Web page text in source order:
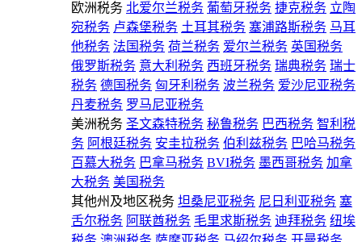
欧洲税务 北爱尔兰税务 葡萄牙税务 捷克税务 立陶
宛税务 卢森堡税务 土耳其税务 塞浦路斯税务 马耳
他税务 法国税务 荷兰税务 爱尔兰税务 英国税务
俄罗斯税务 意大利税务 西班牙税务 瑞典税务 瑞士
税务 德国税务 匈牙利税务 波兰税务 爱沙尼亚税务
丹麦税务 罗马尼亚税务
美洲税务 圣文森特税务 秘鲁税务 巴西税务 智利税
务 阿根廷税务 安圭拉税务 伯利兹税务 巴哈马税务
百慕大税务 巴拿马税务 BVI税务 墨西哥税务 加拿
大税务 美国税务
其他州及地区税务 坦桑尼亚税务 尼日利亚税务 塞
舌尔税务 阿联酋税务 毛里求斯税务 迪拜税务 纽埃